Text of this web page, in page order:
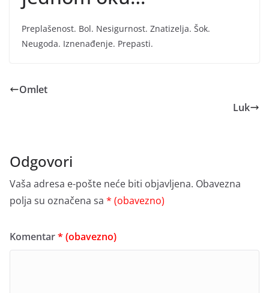
Preplašenost. Bol. Nesigurnost. Znatizelja. Šok.
Neugoda. Iznenađenje. Prepasti.
Omlet
Luk
Odgovori
Vaša adresa e-pošte neće biti objavljena. Obavezna
polja su označena sa * (obavezno)
Komentar* (obavezno)